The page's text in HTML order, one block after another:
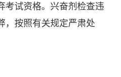
考试资格。兴奋剂检查违
，按照有关规定严肃处